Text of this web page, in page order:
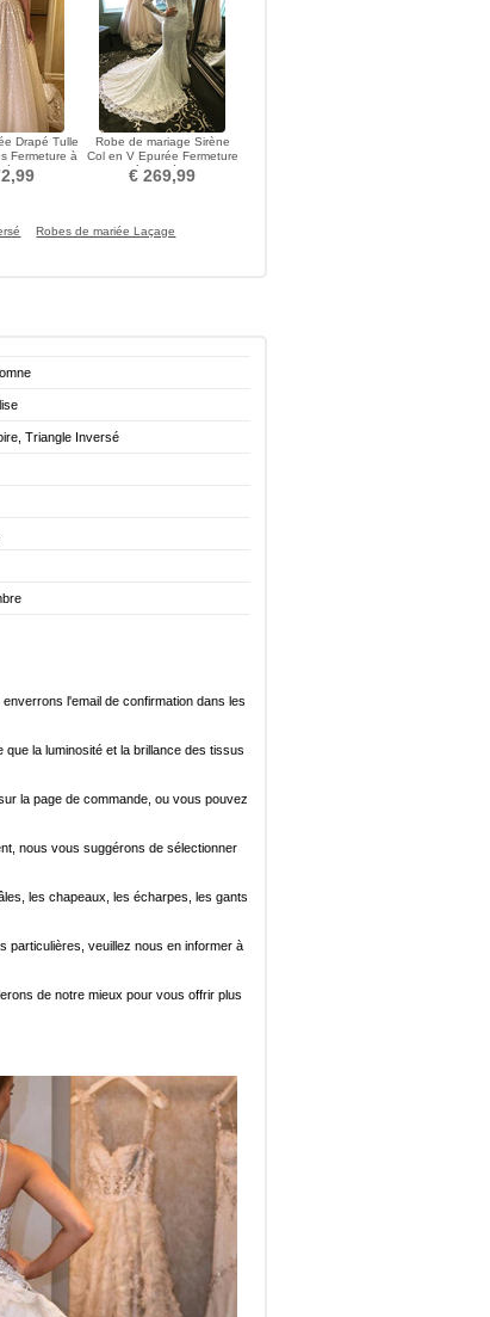
Drapé Tulle
Fermeture à
Robe de mariage Sirène
Col en V Epurée Fermeture
à glissière
€ 269,99
Robes de mariée Laçage
Triangle Inversé
l'email de confirmation dans les
la luminosité et la brillance des tissus
la page de commande, ou vous pouvez
nous vous suggérons de sélectionner
les chapeaux, les écharpes, les gants
particulières, veuillez nous en informer à
de notre mieux pour vous offrir plus